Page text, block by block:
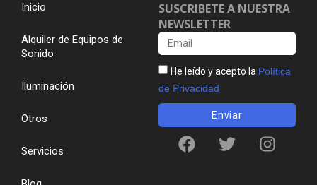
Inicio
Alquiler de Equipos de
Sonido
Iluminación
Otros
Servicios
SUSCRIBETE A NUESTRA
NEWSLETTER
He leído y acepto la Política
de Privacidad
Enviar